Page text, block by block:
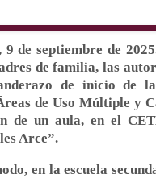
9 de septiembre de
de familia, las
de inicio de
de Uso Múltiple y
de un aula, en el
Arce”.
en la escuela